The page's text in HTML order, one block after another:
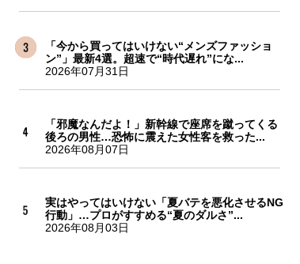
「今から買ってはいけない“メンズファッショ
ン”」最新4選。超速で“時代遅れ”にな...
2026年07月31日
「邪魔なんだよ！」新幹線で座席を蹴ってくる
後ろの男性…恐怖に震えた女性客を救った...
2026年08月07日
実はやってはいけない「夏バテを悪化させるNG
行動」…プロがすすめる“夏のダルさ”...
2026年08月03日